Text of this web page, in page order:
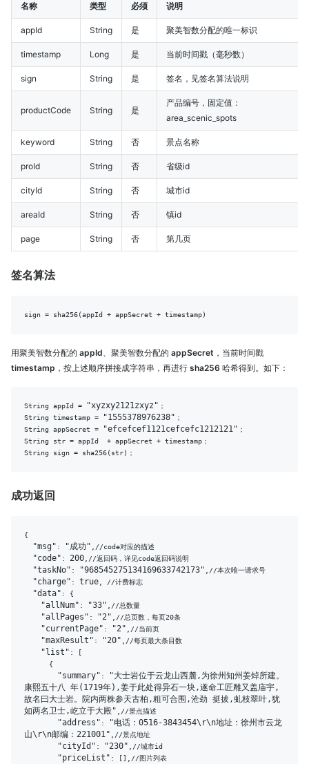
名称 类型 必须 说明
appId String 是 聚美智数分配的唯一标识
timestamp Long 是 当前时间戳（毫秒数）
sign String 是 签名，见签名算法说明
productCode String 是
产品编号，固定值：
area_scenic_spots
keyword String 否 景点名称
proId String 否 省级id
cityId String 否 城市id
areaId String 否 镇id
page String 否 第几页
签名算法
用聚美智数分配的 appId 、聚美智数分配的 appSecret ，当前时间戳
timestamp ，按上述顺序拼接成字符串，再进行 sha256 哈希得到。如下：
String appId = "xyzxy2121zxyz" ；
String timestamp =
"1555378976238" ；
String appSecret =
"efcefcef1121cefcefc1212121" ；
String str = appId  + appSecret + timestamp；
成功返回
{
"msg" : "成功" ,//code对应的描述
"code" : 200 ,//返回码，详见code返回码说明
"taskNo" : "968545275134169633742173" ,//本次唯一请求号
"charge" : true , //计费标志
"data" : {
"allNum" : "33" ,//总数量
"allPages" : "2" ,//总页数，每页20条
"currentPage" : "2" ,//当前页
"maxResult" : "20" ,//每页最大条目数
"list" : [
"summary" :
"大士岩位于云龙山西麓,为徐州知州姜焯所建。
康熙五十八 年(1719年),姜于此处得异石一块,遂命工匠雕又盖庙宇,
故名曰大士岩。院内两株参天古柏,粗可合围,沧劲 挺拔,虬枝翠叶,犹
如两名卫士,屹立于大殿"
,//景点描述
"address" :
"电话：0516-3843454\r\n地址：徐州市云龙
山\r\n邮编：221001"
,//景点地址
"cityId" : "230" ,//城市id
"priceList" : [],//图片列表